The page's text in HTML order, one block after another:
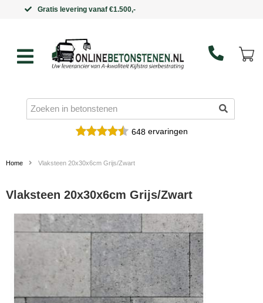
Binnen 5 werkdagen in huis
648ervaringen
Home Vlaksteen 20x30x6cm Grijs/Zwart
Vlaksteen 20x30x6cm Grijs/Zwart